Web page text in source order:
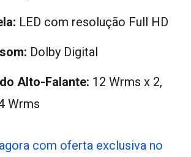
LED com resolução Full HD
Dolby Digital
Alto-Falante: 12 Wrms x 2,
Wrms
com oferta exclusiva no